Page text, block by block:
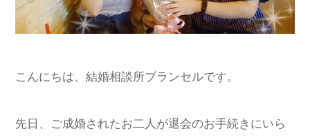
こんにちは、結婚相談所ブランセルです。
先日、ご成婚されたお二人が退会のお手続きにいら